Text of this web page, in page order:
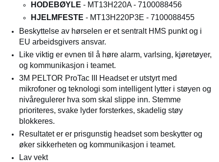
HODEBØYLE - MT13H220A - 7100088456
HJELMFESTE - MT13H220P3E - 7100088455
Beskyttelse av hørselen er et sentralt HMS punkt og i
EU arbeidsgivers ansvar.
Like viktig er evnen til å høre alarm, varlsing, kjøretøyer,
og kommunikasjon i teamet.
3M PELTOR ProTac III Headset er utstyrt med
mikrofoner og teknologi som intelligent lytter i støyen og
nivåregulerer hva som skal slippe inn. Stemme
prioriteres, svake lyder forsterkes, skadelig støy
blokkeres.
Resultatet er er prisgunstig headset som beskytter og
øker sikkerheten og kommunikasjon i teamet.
Lav vekt